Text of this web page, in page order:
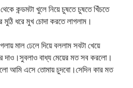
কন্ডমটা খুলে নিয়ে চুষতে চুষতে খিঁচতে
ধরে মুখ চোদা করতে লাগলাম।
মাল ঢেলে দিয়ে বললাম সবটা খেয়ে
দাও।সুবলাও বাধ্য মেয়ের মত সব করলো।
আমি এসে তোমায় চুদবো।সেদিন কার মত